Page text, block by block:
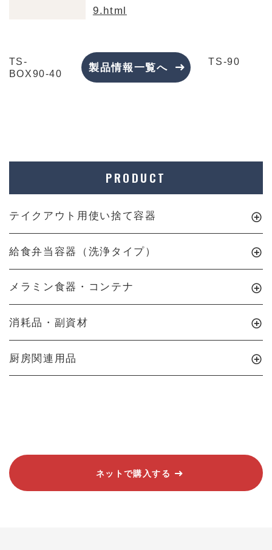
9.html
TS-
BOX90-40
製品情報一覧へ
TS-90
PRODUCT
テイクアウト用使い捨て容器
給食弁当容器（洗浄タイプ）
メラミン食器・コンテナ
消耗品・副資材
厨房関連用品
ネットで購入する